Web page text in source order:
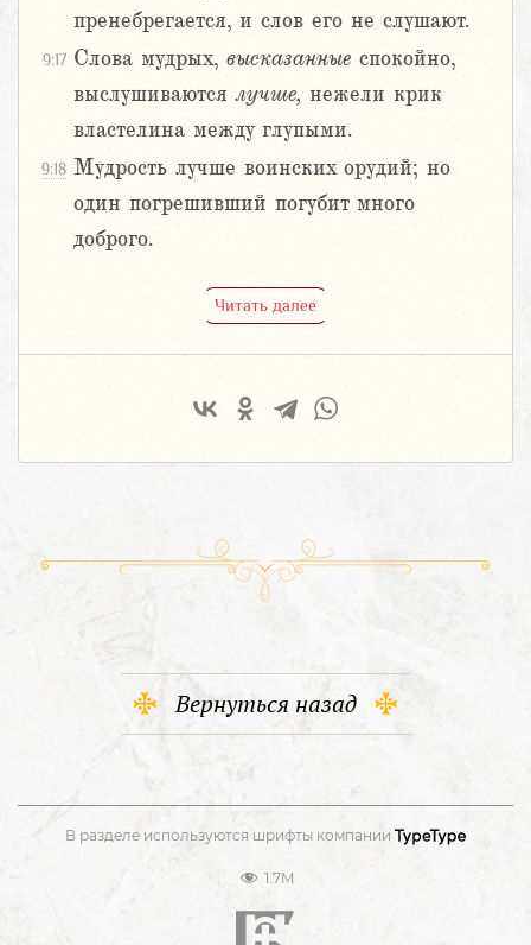
пренебрегается, и слов его не слушают.
9:17 Слова мудрых, высказанные спокойно,
выслушиваютсялучше, нежели крик
властелина между глупыми.
9:18 Мудрость лучше воинских орудий; но
один погрешивший погубит много
доброго.
Читать далее
Вернуться назад
В разделе используются шрифты компании
1.7M